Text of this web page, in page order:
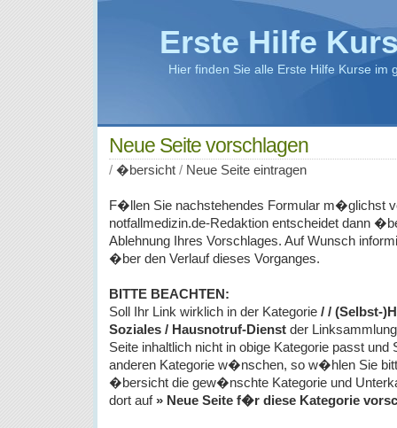
Erste Hilfe
Hier finden Sie alle Erste Hilfe Kurse im
Neue Seite vorschlagen
/ �bersicht / Neue Seite eintragen
F�llen Sie nachstehendes Formular m�glichst
notfallmedizin.de-Redaktion entscheidet dann
Ablehnung Ihres Vorschlages. Auf Wunsch
�ber den Verlauf dieses Vorganges.
BITTE BEACHTEN:
Soll Ihr Link wirklich in der Kategorie / / (Selbst-
Soziales / Hausnotruf-Dienst der
Seite inhaltlich nicht in obige Kategorie passt und
anderen Kategorie w�nschen, so w�hlen Sie
�bersicht die gew�nschte Kategorie und
dort auf» Neue Seite f�r diese Kategorie